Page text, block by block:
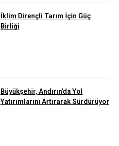
İklim Dirençli Tarım İçin Güç
Birliği
Büyükşehir, Andırın’da Yol
Yatırımlarını Artırarak Sürdürüyor